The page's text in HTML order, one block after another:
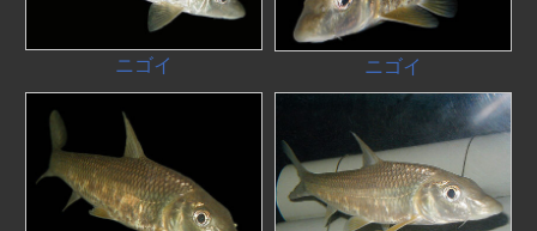
ニゴイ ニゴイ